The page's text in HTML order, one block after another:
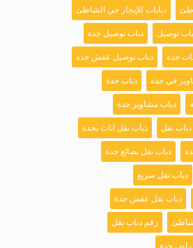
دبابات للإيجار حي الشاطئ
توصيل دباب توصيل جدة
جدة دباب توصيل عفش جدة
في جدة دباب جدة
دباب مشاوير جدة
دباب نقل دباب نقل اثاث بجدة
دباب نقل بضائع جدة
دباب نقل سريع
دباب نقل عفش جدة
رقم دباب نقل
جدة